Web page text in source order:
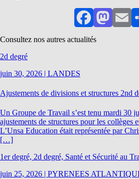
FacebookMastodon
Consultez nos autres actualités
2d degré
juin 30, 2026 | LANDES
Ajustements de divisions et structures 2nd
Un Groupe de Travail s’est tenu mardi 30
ajustements de structures pour les collèges
L’Unsa Education était représentée par
[…]
1er degré, 2d degré, Santé et Sécurité au
juin 25, 2026 | PYRENEES